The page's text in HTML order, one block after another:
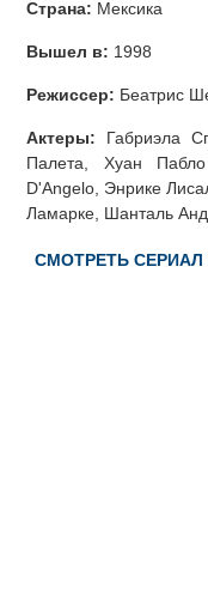
Страна: Мексика
Вышел в: 1998
Режиссер: Беатрис
Актеры: Габриэла
Палета, Хуан
D'Angelo, Энрике
Ламарке, Шанталь
СМОТРЕТЬ СЕРИАЛ